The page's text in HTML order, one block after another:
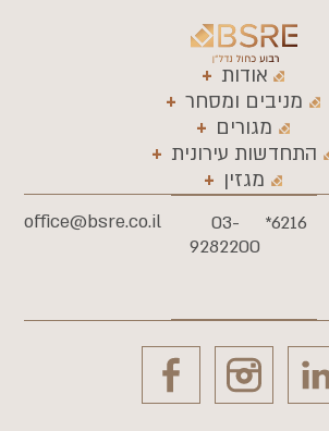
אודות
ומסחר
מגורים
עירונית
מגזין
03-
9282200
office@bsre.co.il